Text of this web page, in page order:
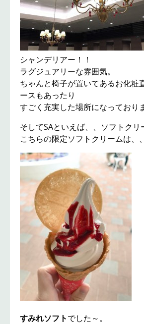
シャンデリアー！！
ラグジュアリーな雰囲気。
ちゃんと椅子が置いてあるお化粧
ースもあったり
すごく充実した場所になっており
そしてSAといえば、、ソフトクリ
こちらの限定ソフトクリームは、、
すみれソフトでした～。